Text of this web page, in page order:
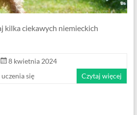
kilka ciekawych niemieckich
8 kwietnia 2024
uczenia się Czytaj więcej